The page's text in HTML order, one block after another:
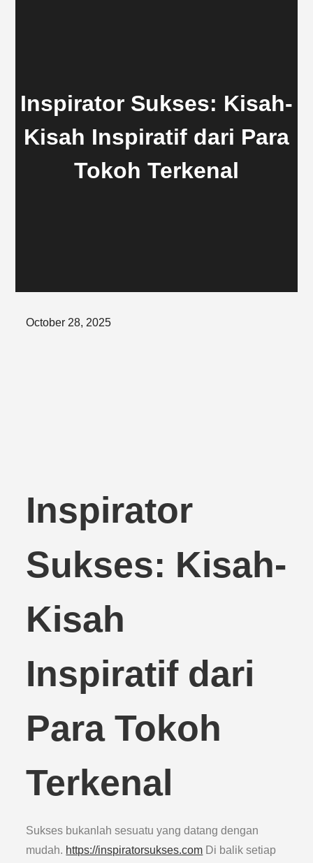
Inspirator Sukses: Kisah-
Kisah Inspiratif dari Para
Tokoh Terkenal
Posted
October 28, 2025
Inspirator
Sukses: Kisah-
Kisah
Inspiratif dari
Para Tokoh
Terkenal
Sukses bukanlah sesuatu yang datang dengan
mudah. https://inspiratorsukses.com Di balik setiap